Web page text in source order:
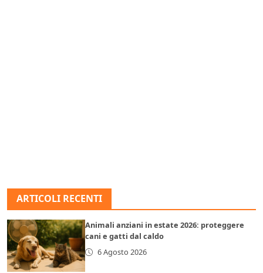
ARTICOLI RECENTI
Animali anziani in estate 2026: proteggere
cani e gatti dal caldo
6 Agosto 2026